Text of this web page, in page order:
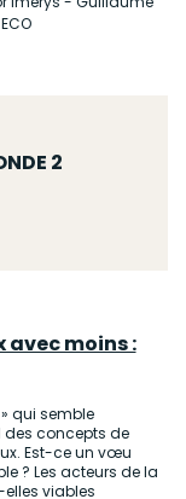
2
avec moins :
qui semble
des concepts de
Est-ce un vœu
? Les acteurs de la
viables